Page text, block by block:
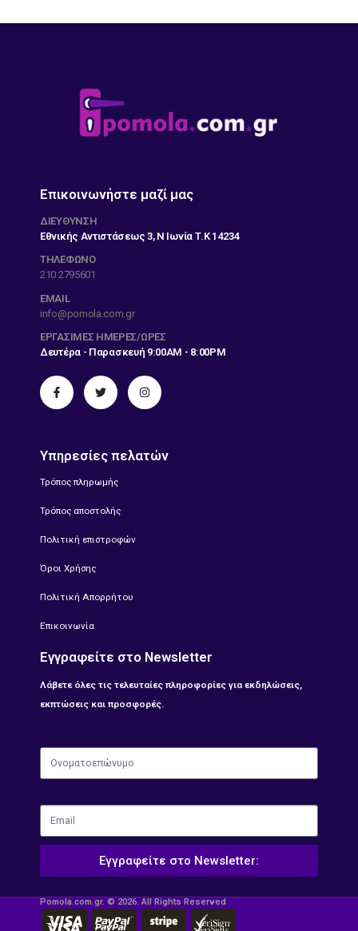
Επικοινωνήστε μαζί μας
ΔΙΕΎΘΥΝΣΗ
Εθνικής Αντιστάσεως 3, Ν Ιωνία Τ.Κ 14234
ΤΗΛΕΦΩΝΟ
210 2795601
EMAIL
info@pomola.com.gr
ΕΡΓΆΣΙΜΕΣ ΗΜΈΡΕΣ/ΏΡΕΣ
Δευτέρα - Παρασκευή 9:00AM - 8:00PM
Υπηρεσίες πελατών
Τρόπος πληρωμής
Τρόπος αποστολής
Πολιτική επιστροφών
Όροι Χρήσης
Πολιτική Απορρήτου
Επικοινωνία
Εγγραφείτε στο Newsletter
Λάβετε όλες τις τελευταίες πληροφορίες για εκδηλώσεις,
εκπτώσεις και προσφορές.
Εγγραφείτε στο Newsletter:
Pomola.com.gr. © 2026. All Rights Reserved